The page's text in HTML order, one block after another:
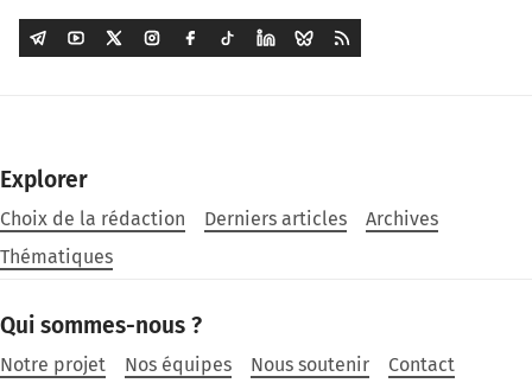
Explorer
Choix de la rédaction Derniers articles
Archives
Thématiques
Qui sommes-nous ?
Notre projet Nos équipes Nous soutenir
Contact